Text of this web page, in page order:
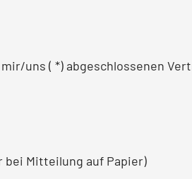
uns ( *) abgeschlossenen
Mitteilung auf Papier)